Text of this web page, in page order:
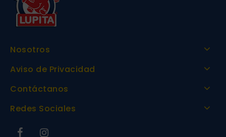
Nosotros
Aviso de Privacidad
Contáctanos
Redes Sociales